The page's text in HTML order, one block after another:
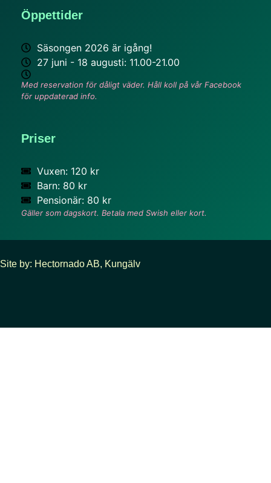
Öppettider
Säsongen 2026 är igång!
27 juni - 18 augusti: 11.00-21.00
Med reservation för dåligt väder. Håll koll på vår Facebook
för uppdaterad info.
Priser
Vuxen: 120 kr
Barn: 80 kr
Pensionär: 80 kr
Gäller som dagskort. Betala med Swish eller kort.
Site by: Hectornado AB, Kungälv